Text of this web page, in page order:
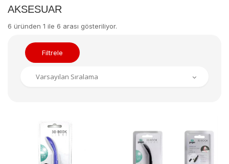
AKSESUAR
6 üründen 1 ile 6 arası gösteriliyor.
Filtrele